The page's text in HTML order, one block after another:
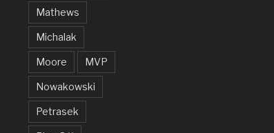
Mathews
Michalak
Moore MVP
Nowakowski
Petrasek